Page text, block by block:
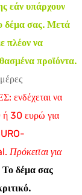
εάν υπάρχουν
δέμα σας. Μετά
πλέον να
προϊόντα.
ενδέχεται να
ή 30 ευρώ για
Πρόκειται για
Το δέμα σας